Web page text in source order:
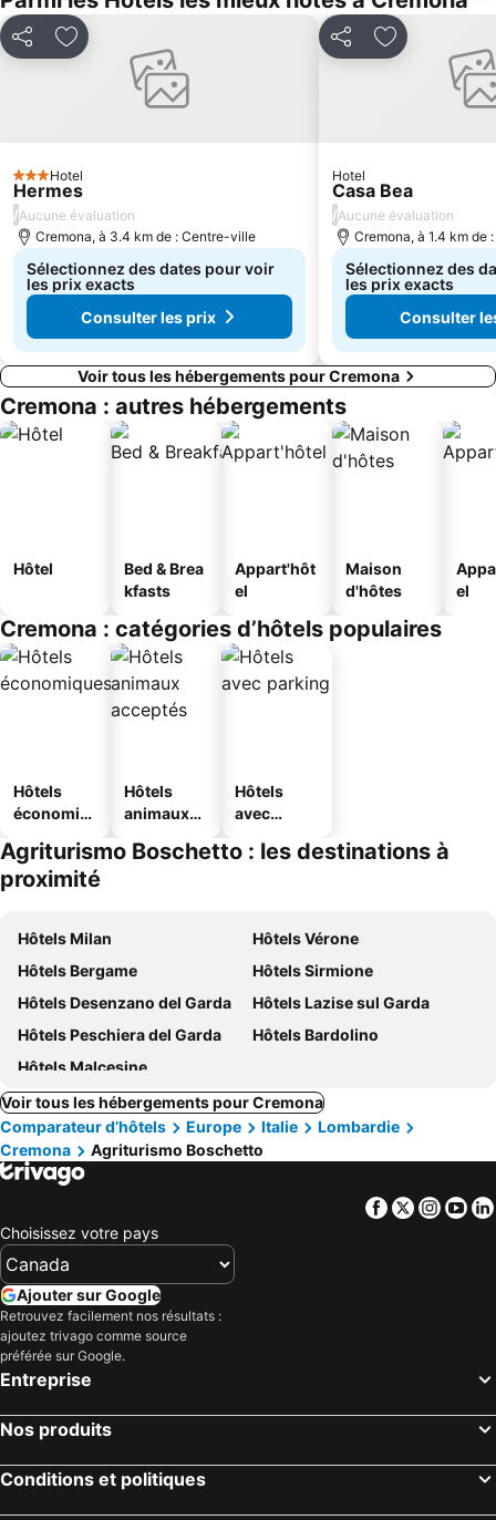
PartagerAjouter à mes favoris
3 Étoiles
Hotel
Hermes
/Aucune évaluation
Cremona, à 3.4 km de : Centre-ville
Sélectionnez des dates pour voir
les prix exacts
Consulter les prix
PartagerAjouter à
Hotel
Casa Bea
/Aucune évaluation
Cremona, à 1.4 km de
Sélectionnez des
les prix exacts
Consulter
Voir tous les hébergements pour Cremona
Cremona : autres hébergements
Hôtel
Bed & Brea
kfasts
Appart'hôt
el
Maison
d'hôtes
el
Cremona : catégories d’hôtels populaires
Hôtels
économiq
Hôtels
animaux
Hôtels
avec
Agriturismo Boschetto : les destinations à
proximité
Hôtels Milan
Hôtels Vérone
Hôtels Bergame
Hôtels Sirmione
Hôtels Desenzano del Garda
Hôtels Lazise sul Garda
Hôtels Peschiera del Garda
Hôtels Bardolino
Hôtels Malcesine
Voir tous les hébergements pour Cremona
Comparateur d’hôtels
Europe Italie
Lombardie
Cremona
Agriturismo Boschetto
Facebook
Twitter
Choisissez votre pays
Ajouter sur Google
Retrouvez facilement nos résultats :
ajoutez trivago comme source
préférée sur Google.
Entreprise
Nos produits
Conditions et politiques